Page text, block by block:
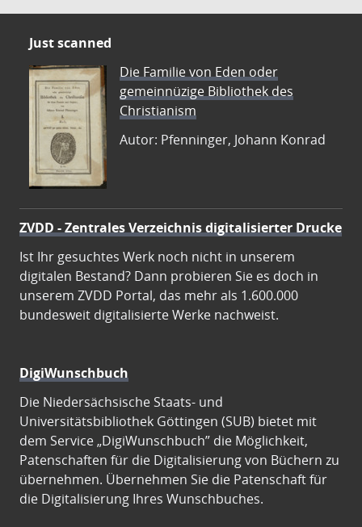
Just scanned
Die Familie von Eden oder
gemeinnüzige Bibliothek des
Christianism
Autor: Pfenninger, Johann Konrad
ZVDD - Zentrales Verzeichnis digitalisierter Drucke
Ist Ihr gesuchtes Werk noch nicht in unserem
digitalen Bestand? Dann probieren Sie es doch in
unserem ZVDD Portal, das mehr als 1.600.000
bundesweit digitalisierte Werke nachweist.
DigiWunschbuch
Die Niedersächsische Staats- und
Universitätsbibliothek Göttingen (SUB) bietet mit
dem Service „DigiWunschbuch” die Möglichkeit,
Patenschaften für die Digitalisierung von Büchern zu
übernehmen. Übernehmen Sie die Patenschaft für
die Digitalisierung Ihres Wunschbuches.